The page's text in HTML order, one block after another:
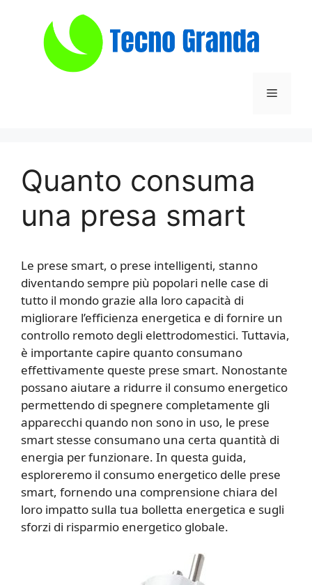
contenuto
Menu
Quanto consuma
una presa smart
Le prese smart, o prese intelligenti, stanno
diventando sempre più popolari nelle case di
tutto il mondo grazie alla loro capacità di
migliorare l’efficienza energetica e di fornire un
controllo remoto degli elettrodomestici. Tuttavia,
è importante capire quanto consumano
effettivamente queste prese smart. Nonostante
possano aiutare a ridurre il consumo energetico
permettendo di spegnere completamente gli
apparecchi quando non sono in uso, le prese
smart stesse consumano una certa quantità di
energia per funzionare. In questa guida,
esploreremo il consumo energetico delle prese
smart, fornendo una comprensione chiara del
loro impatto sulla tua bolletta energetica e sugli
sforzi di risparmio energetico globale.